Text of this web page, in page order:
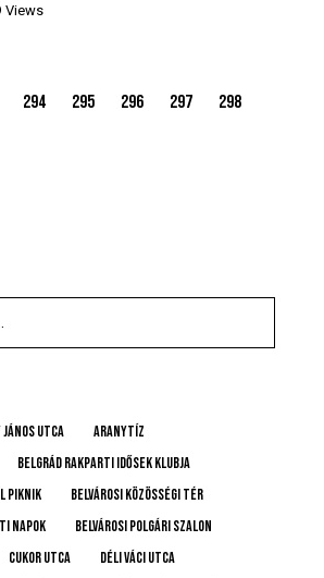
Views
294 295 296 297 298
János utca
Aranytíz
Belgrád Rakparti Idősek Klubja
Piknik
Belvárosi Közösségi Tér
Napok
Belvárosi Polgári Szalon
Cukor utca
Déli Váci utca